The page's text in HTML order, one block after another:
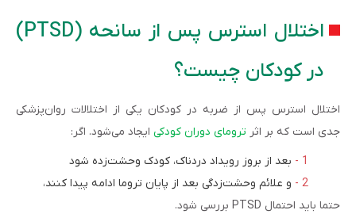
اختلال استرس پس از سانحه (PTSD)
در کودکان چیست؟
اختلال استرس پس از ضربه در کودکان یکی از اختلالات روان‌پزشکی
جدی است که بر اثر ترومای دوران کودکی ایجاد می‌شود. اگر:
بعد از بروز رویداد دردناک، کودک وحشت‌زده شود
و علائم وحشت‌زدگی بعد از پایان تروما ادامه پیدا کنند،
حتما باید احتمال PTSD بررسی شود.